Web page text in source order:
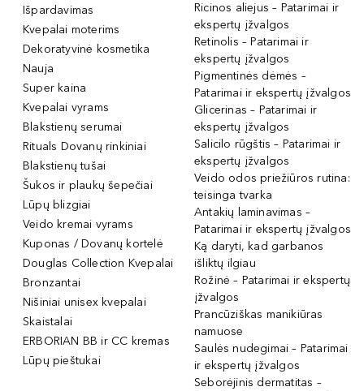
Išpardavimas
Kvepalai moterims
Dekoratyvinė kosmetika
Nauja
Super kaina
Kvepalai vyrams
Blakstienų serumai
Rituals Dovanų rinkiniai
Blakstienų tušai
Šukos ir plaukų šepečiai
Lūpų blizgiai
Veido kremai vyrams
Kuponas / Dovanų kortelė
Douglas Collection Kvepalai
Bronzantai
Nišiniai unisex kvepalai
Skaistalai
ERBORIAN BB ir CC kremas
Lūpų pieštukai
Ricinos aliejus – Patarimai ir
ekspertų įžvalgos
Retinolis – Patarimai ir
ekspertų įžvalgos
Pigmentinės dėmės –
Patarimai ir ekspertų įžvalgos
Glicerinas – Patarimai ir
ekspertų įžvalgos
Salicilo rūgštis – Patarimai ir
ekspertų įžvalgos
Veido odos priežiūros rutina:
teisinga tvarka
Antakių laminavimas –
Patarimai ir ekspertų įžvalgos
Ką daryti, kad garbanos
išliktų ilgiau
Rožinė – Patarimai ir ekspertų
įžvalgos
Prancūziškas manikiūras
namuose
Saulės nudegimai – Patarimai
ir ekspertų įžvalgos
Seborėjinis dermatitas –